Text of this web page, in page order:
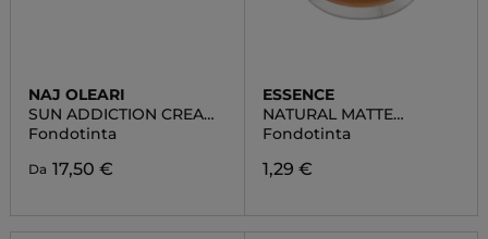
NAJ OLEARI
SUN ADDICTION CREAM
COMPACT FOUNDATION
Fondotinta
Da 17,50 €
ESSENCE
NATURAL MATTE
MOUSSE
Fondotinta
1,29 €